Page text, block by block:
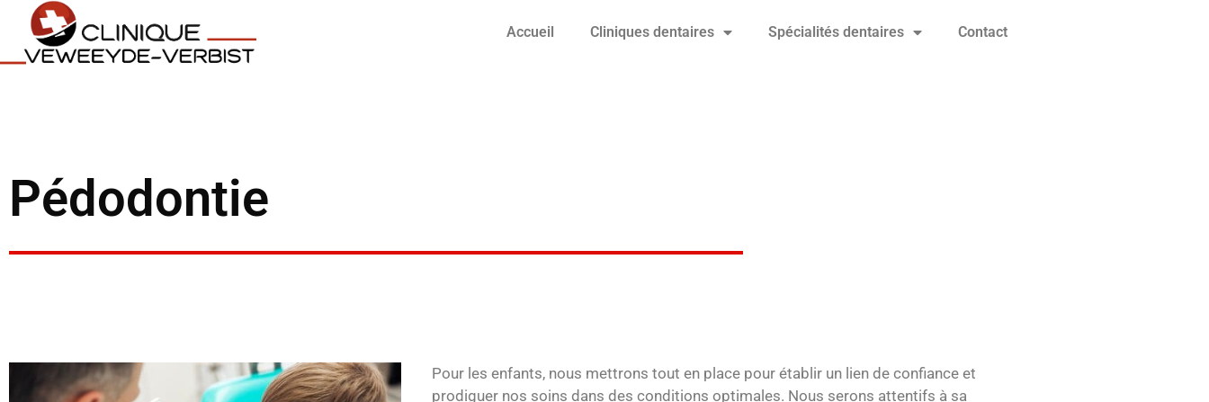
Accueil Cliniques dentaires Spécialités dentaires Contact
Pédodontie
Pour les enfants, nous mettrons tout en place pour établir un lien de confiance et
prodiguer nos soins dans des conditions optimales. Nous serons attentifs à sa